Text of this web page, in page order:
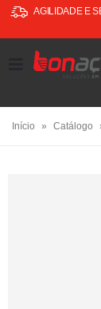
AGILIDADE E
Início » Catálogo